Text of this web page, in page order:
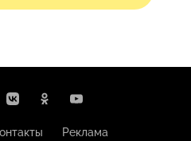
Реклама